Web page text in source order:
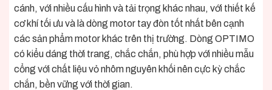
cánh, với nhiều cấu hình và tải trọng khác nhau, với thiết kế
cơ khí tối ưu và là dòng motor tay đòn tốt nhất bên cạnh
các sản phẩm motor khác trên thị trường. Dòng OPTIMO
có kiểu dáng thời trang, chắc chắn, phù hợp với nhiều mẫu
cổng với chất liệu vỏ nhôm nguyên khối nên cực kỳ chắc
chắn, bền vững với thời gian.